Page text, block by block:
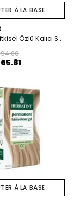
À LA BASE
Herbatint Bitkisel Özlü Kalıcı Saç Boyası | Doğal Kahverengi (Brown 2N) 170 ml
À LA BASE